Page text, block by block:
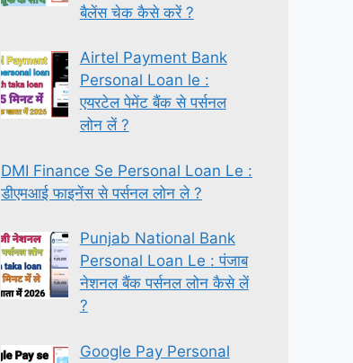
बैलेंस चेक कैसे करें ?
Airtel Payment Bank
Personal Loan le :
एयरटेल पेमेंट बैंक से पर्सनल
लोन लें ?
DMI Finance Se Personal Loan Le :
डीएमआई फाइनेंस से पर्सनल लोन ले ?
Punjab National Bank
Personal Loan Le : पंजाब
नेशनल बैंक पर्सनल लोन कैसे लें
?
Google Pay Personal